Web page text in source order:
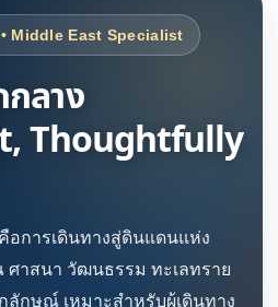
Middle East Specialist
ลาง
Thoughtfully
อการเดินทางสู่ดินแดนแห่ง
ศาสนา วัฒนธรรม ทะเลทราย
ลักษณ์ เหมาะสำหรับผู้เดินทาง